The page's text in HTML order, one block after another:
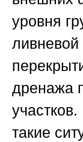
уровня
ливневой
дренажа
такие